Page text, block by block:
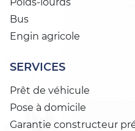
Bus
Engin agricole
SERVICES
Prêt de véhicule
Pose à domicile
Garantie constructeur